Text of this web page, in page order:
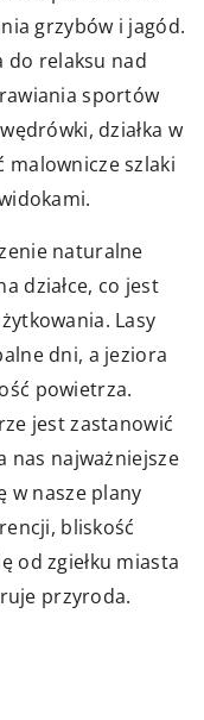
grzybów i jagód.
do relaksu nad
sportów
działka w
szlaki
naturalne
działce, co jest
Lasy
dni, a jeziora
powietrza.
jest zastanowić
nas najważniejsze
w nasze plany
bliskość
od zgiełku miasta
przyroda.